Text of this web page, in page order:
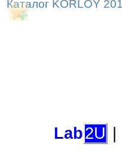
Каталог KORLOY
Lab2U